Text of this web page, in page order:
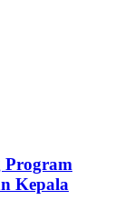
Program
Kepala